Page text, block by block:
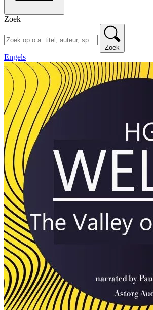
Zoek
Zoek
Engels